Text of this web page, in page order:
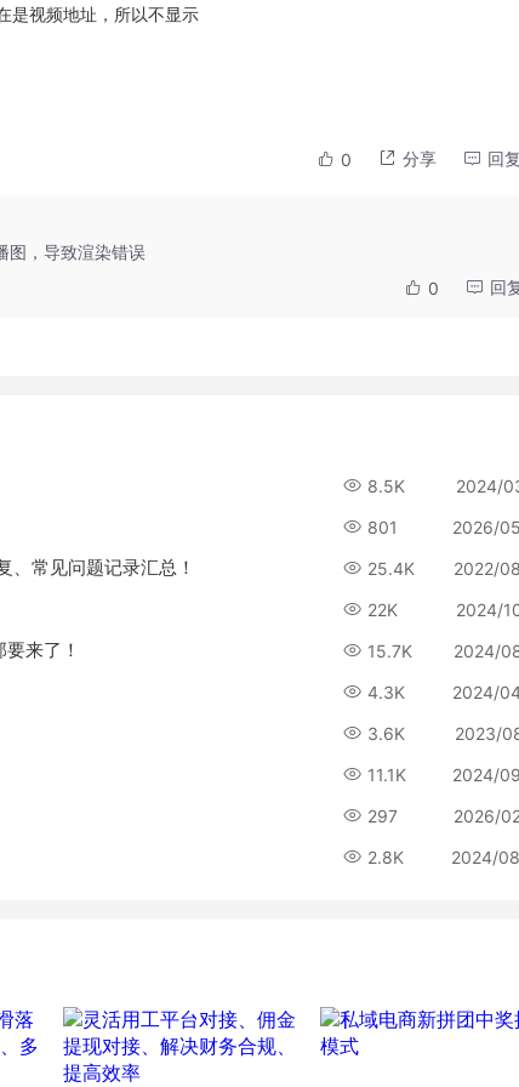
是视频地址，所以不显示
0 分享 回复
图，导致渲染错误
0 回
8.5K 2024/
801 2026/
、常见问题记录汇总！ 25.4K 2022/
22K 2024/
来了！ 15.7K 2024/
4.3K 2024/
3.6K 2023/
11.1K 2024/
297 2026/
2.8K 2024/